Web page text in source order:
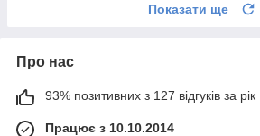
Показати ще
Про нас
93% позитивних з 127 відгуків за рік
Працює з 10.10.2014